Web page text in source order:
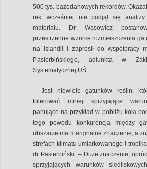
500 tys. bazodanowych rekordów.
nikt wcześniej nie podjął się analizy
materiału. Dr Wąsowicz
przestrzenne wzorce rozmieszczenia
na Islandii i zaprosił do współpracy
Pasierbińskiego, adiunkta w
Systematycznej UŚ.
– Jest niewiele gatunków roślin,
tolerować mniej sprzyjające
panujące na przykład w pobliżu koła
tego powodu konkurencja między
obszarze ma marginalne znaczenie, a
strefach klimatu umiarkowanego i
dr Pasierbiński. – Duże znaczenie,
sprzyjających warunków